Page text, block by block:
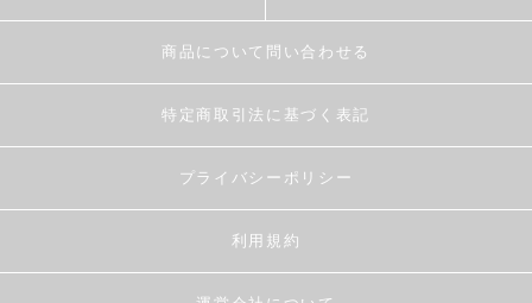
商品について問い合わせる
特定商取引法に基づく表記
プライバシーポリシー
利用規約